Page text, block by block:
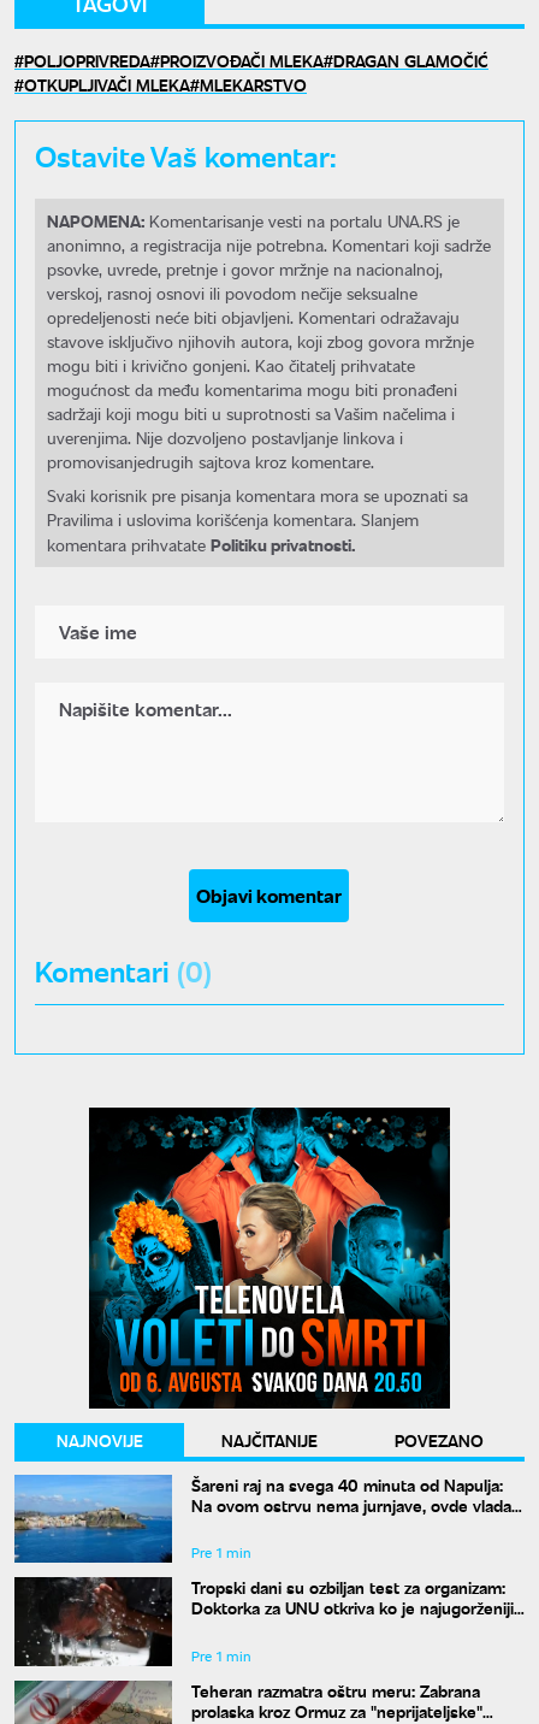
POLJOPRIVREDA PROIZVOĐAČI MLEKA DRAGAN GLAMOČIĆ
OTKUPLJIVAČI MLEKA MLEKARSTVO
Ostavite Vaš komentar:
NAPOMENA: Komentarisanje vesti na portalu UNA.RS je
anonimno, a registracija nije potrebna. Komentari koji sadrže
psovke, uvrede, pretnje i govor mržnje na nacionalnoj,
verskoj, rasnoj osnovi ili povodom nečije seksualne
opredeljenosti neće biti objavljeni. Komentari odražavaju
stavove isključivo njihovih autora, koji zbog govora mržnje
mogu biti i krivično gonjeni. Kao čitatelj prihvatate
mogućnost da među komentarima mogu biti pronađeni
sadržaji koji mogu biti u suprotnosti sa Vašim načelima i
uverenjima. Nije dozvoljeno postavljanje linkova i
promovisanjedrugih sajtova kroz komentare.
Svaki korisnik pre pisanja komentara mora se upoznati sa
Pravilima i uslovima korišćenja komentara. Slanjem
komentara prihvatate Politiku privatnosti.
Objavi komentar
Komentari (0)
NAJNOVIJE NAJČITANIJE
POVEZANO
Šareni raj na svega 40 minuta od Napulja:
Na ovom ostrvu nema jurnjave, ovde vlada
Pre 1 min
Tropski dani su ozbiljan test za organizam:
Doktorka za UNU otkriva ko je najugorženiji i
Pre 1 min
Teheran razmatra oštru meru: Zabrana
prolaska kroz Ormuz za "neprijateljske"